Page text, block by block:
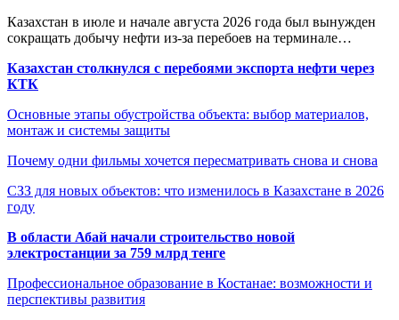
Казахстан в июле и начале августа 2026 года был вынужден
сокращать добычу нефти из-за перебоев на терминале…
Казахстан столкнулся с перебоями экспорта нефти через
КТК
Основные этапы обустройства объекта: выбор материалов,
монтаж и системы защиты
Почему одни фильмы хочется пересматривать снова и снова
СЗЗ для новых объектов: что изменилось в Казахстане в 2026
году
В области Абай начали строительство новой
электростанции за 759 млрд тенге
Профессиональное образование в Костанае: возможности и
перспективы развития